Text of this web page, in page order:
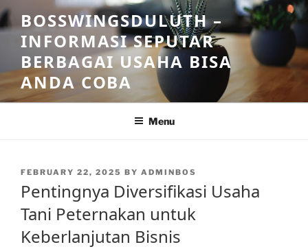
Skip
to
content
BOSSWINGSDULUTH –
INFORMASI SEPUTAR
BERBAGAI USAHA BISA
ANDA COBA
Menu
POSTED
FEBRUARY 22, 2025 BY ADMINBOS
Pentingnya Diversifikasi Usaha
Tani Peternakan untuk
Keberlanjutan Bisnis